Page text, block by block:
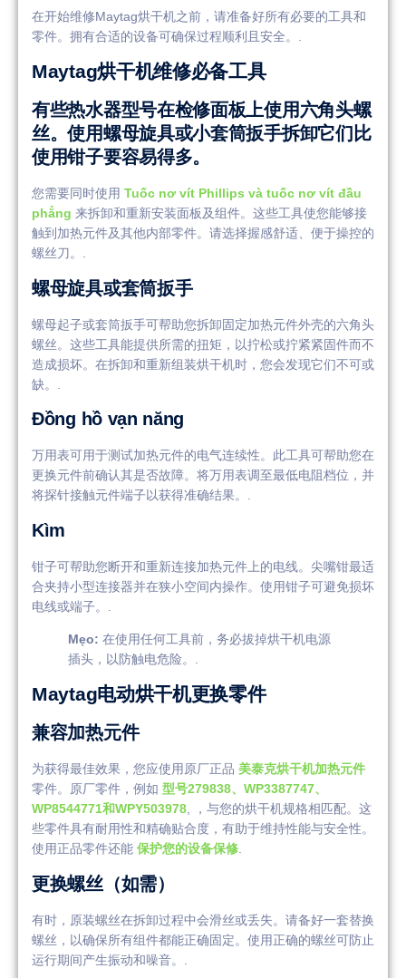
在开始维修Maytag烘干机之前，请准备好所有必要的工具和
零件。拥有合适的设备可确保过程顺利且安全。.
Maytag烘干机维修必备工具
有些热水器型号在检修面板上使用六角头螺
丝。使用螺母旋具或小套筒扳手拆卸它们比
使用钳子要容易得多。
您需要同时使用 Tuốc nơ vít Phillips và tuốc nơ vít đầu
phẳng 来拆卸和重新安装面板及组件。这些工具使您能够接
触到加热元件及其他内部零件。请选择握感舒适、便于操控的
螺丝刀。.
螺母旋具或套筒扳手
螺母起子或套筒扳手可帮助您拆卸固定加热元件外壳的六角头
螺丝。这些工具能提供所需的扭矩，以拧松或拧紧紧固件而不
造成损坏。在拆卸和重新组装烘干机时，您会发现它们不可或
缺。.
Đồng hồ vạn năng
万用表可用于测试加热元件的电气连续性。此工具可帮助您在
更换元件前确认其是否故障。将万用表调至最低电阻档位，并
将探针接触元件端子以获得准确结果。.
Kìm
钳子可帮助您断开和重新连接加热元件上的电线。尖嘴钳最适
合夹持小型连接器并在狭小空间内操作。使用钳子可避免损坏
电线或端子。.
Mẹo: 在使用任何工具前，务必拔掉烘干机电源
插头，以防触电危险。.
Maytag电动烘干机更换零件
兼容加热元件
为获得最佳效果，您应使用原厂正品 美泰克烘干机加热元件
零件。原厂零件，例如 型号279838、WP3387747、
WP8544771和WPY503978, ，与您的烘干机规格相匹配。这
些零件具有耐用性和精确贴合度，有助于维持性能与安全性。
使用正品零件还能 保护您的设备保修.
更换螺丝（如需）
有时，原装螺丝在拆卸过程中会滑丝或丢失。请备好一套替换
螺丝，以确保所有组件都能正确固定。使用正确的螺丝可防止
运行期间产生振动和噪音。.